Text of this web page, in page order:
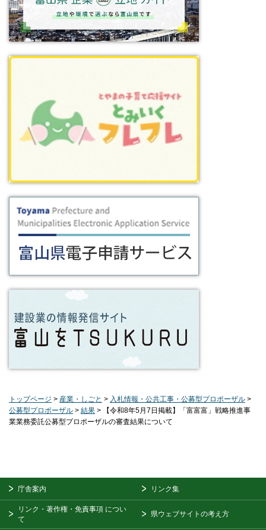
トップページ > 産業・しごと > 入札情報・公共工事・公募型プロポーザル >
公募型プロポーザル > 結果 > 【令和8年5月7日掲載】「富富富」戦略推進事
業業務委託公募型プロポーザルの審査結果について
庁舎案内 リンク集
リンク・著作権・免責事項 につい
て
県ウェブサイトの考え方